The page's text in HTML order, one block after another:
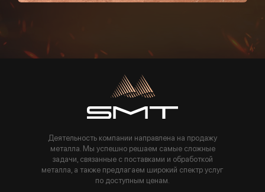
Пользуясь данной формой вы соглашаетесь с политикой компании
Деятельность компании направлена на продажу
металла. Мы успешно решаем самые сложные
задачи, связанные с поставками и обработкой
металла, а также предлагаем широкий спектр услуг
по доступным ценам.